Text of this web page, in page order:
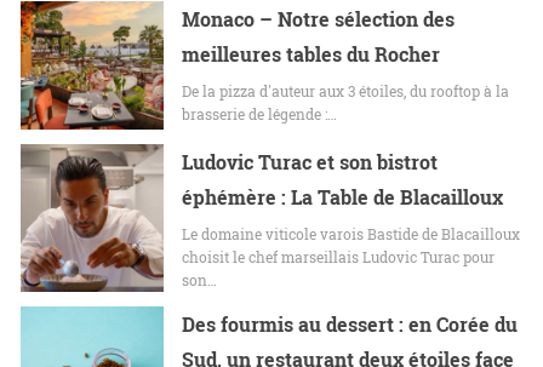
Monaco – Notre sélection des
meilleures tables du Rocher
De la pizza d'auteur aux 3 étoiles, du rooftop à la
brasserie de légende :…
Ludovic Turac et son bistrot
éphémère : La Table de Blacailloux
Le domaine viticole varois Bastide de Blacailloux
choisit le chef marseillais Ludovic Turac pour
son…
Des fourmis au dessert : en Corée du
Sud, un restaurant deux étoiles face